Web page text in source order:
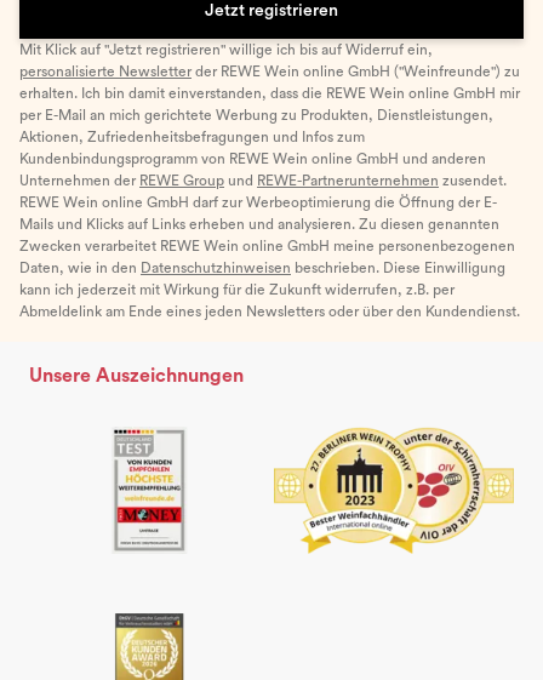
Jetzt registrieren
Mit Klick auf "Jetzt registrieren" willige ich bis auf Widerruf ein,
personalisierte Newsletter der REWE Wein online GmbH ("Weinfreunde") zu
erhalten. Ich bin damit einverstanden, dass die REWE Wein online GmbH mir
per E-Mail an mich gerichtete Werbung zu Produkten, Dienstleistungen,
Aktionen, Zufriedenheitsbefragungen und Infos zum
Kundenbindungsprogramm von REWE Wein online GmbH und anderen
Unternehmen der REWE Group und REWE-Partnerunternehmen zusendet.
REWE Wein online GmbH darf zur Werbeoptimierung die Öffnung der E-
Mails und Klicks auf Links erheben und analysieren. Zu diesen genannten
Zwecken verarbeitet REWE Wein online GmbH meine personenbezogenen
Daten, wie in den Datenschutzhinweisen beschrieben. Diese Einwilligung
kann ich jederzeit mit Wirkung für die Zukunft widerrufen, z.B. per
Abmeldelink am Ende eines jeden Newsletters oder über den Kundendienst.
Unsere Auszeichnungen